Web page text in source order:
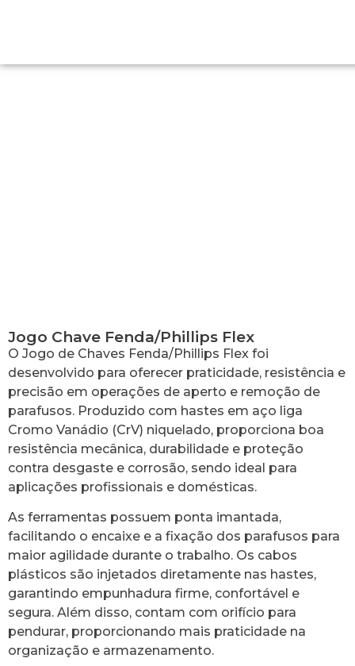
Jogo Chave Fenda/Phillips Flex
O Jogo de Chaves Fenda/Phillips Flex foi
desenvolvido para oferecer praticidade, resistência e
precisão em operações de aperto e remoção de
parafusos. Produzido com hastes em aço liga
Cromo Vanádio (CrV) niquelado, proporciona boa
resistência mecânica, durabilidade e proteção
contra desgaste e corrosão, sendo ideal para
aplicações profissionais e domésticas.
As ferramentas possuem ponta imantada,
facilitando o encaixe e a fixação dos parafusos para
maior agilidade durante o trabalho. Os cabos
plásticos são injetados diretamente nas hastes,
garantindo empunhadura firme, confortável e
segura. Além disso, contam com orifício para
pendurar, proporcionando mais praticidade na
organização e armazenamento.